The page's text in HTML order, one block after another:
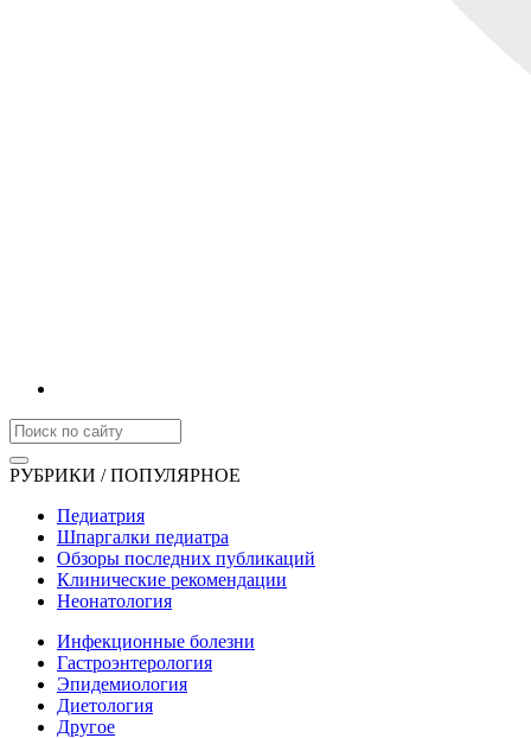
РУБРИКИ / ПОПУЛЯРНОЕ
Педиатрия
Шпаргалки педиатра
Обзоры последних публикаций
Клинические рекомендации
Неонатология
Инфекционные болезни
Гастроэнтерология
Эпидемиология
Диетология
Другое